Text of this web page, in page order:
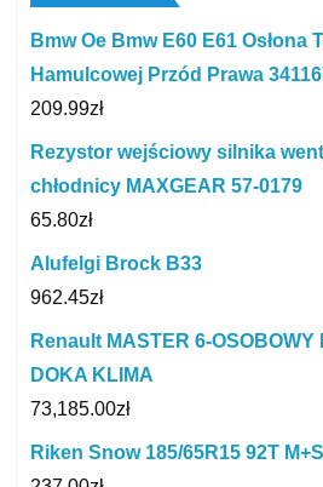
Bmw Oe Bmw E60 E61 Osłona
Hamulcowej Przód Prawa
209.99zł
Rezystor wejściowy silnika
chłodnicy MAXGEAR 57-0179
65.80zł
Alufelgi Brock B33
962.45zł
Renault MASTER 6-OSOBOWY
DOKA KLIMA
73,185.00zł
Riken Snow 185/65R15 92T